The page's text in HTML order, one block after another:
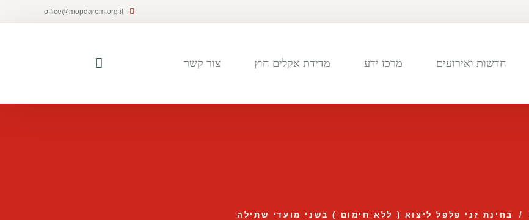
office@mopdarom.org.il
חדשות ואירועים מרכז ידע מדידת אקלים חוץ צור קשר
/ בחינת זני פלפל ליצוא ( ללא חימום ) בשני מועדי שתילה